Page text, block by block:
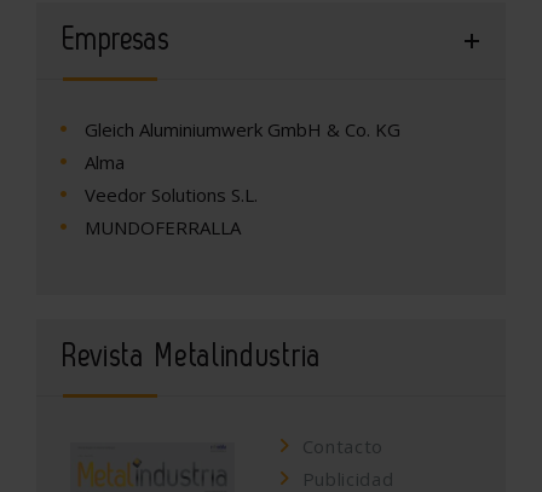
Empresas
Gleich Aluminiumwerk GmbH & Co. KG
Alma
Veedor Solutions S.L.
MUNDOFERRALLA
Revista Metalindustria
Contacto
Publicidad